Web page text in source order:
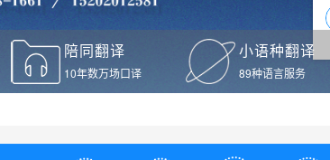
种证明翻译
翻译
告英文版翻
陪同翻译
10年数万场口译
小语种翻译
89种语言服务